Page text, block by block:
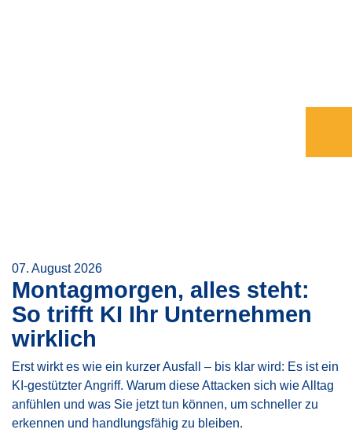
07. August 2026
Montagmorgen, alles steht:
So trifft KI Ihr Unternehmen
wirklich
Erst wirkt es wie ein kurzer Ausfall – bis klar wird: Es ist ein
KI-gestützter Angriff. Warum diese Attacken sich wie Alltag
anfühlen und was Sie jetzt tun können, um schneller zu
erkennen und handlungsfähig zu bleiben.